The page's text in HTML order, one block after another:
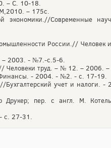
– С. 10-18.
– 175с.
экономики.//Современные
России.//
– 2003. - №7.-с.5-6.
Человеки труд. – № 12. – 2006.
Финансы. - 2004. - №2. - с. 17-19.
Бухгалтерский учет и
Друкер; пер. с англ. М.
с. 27-31.